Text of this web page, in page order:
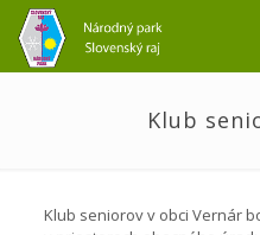
Klub
Klub seniorov v obci Vernár